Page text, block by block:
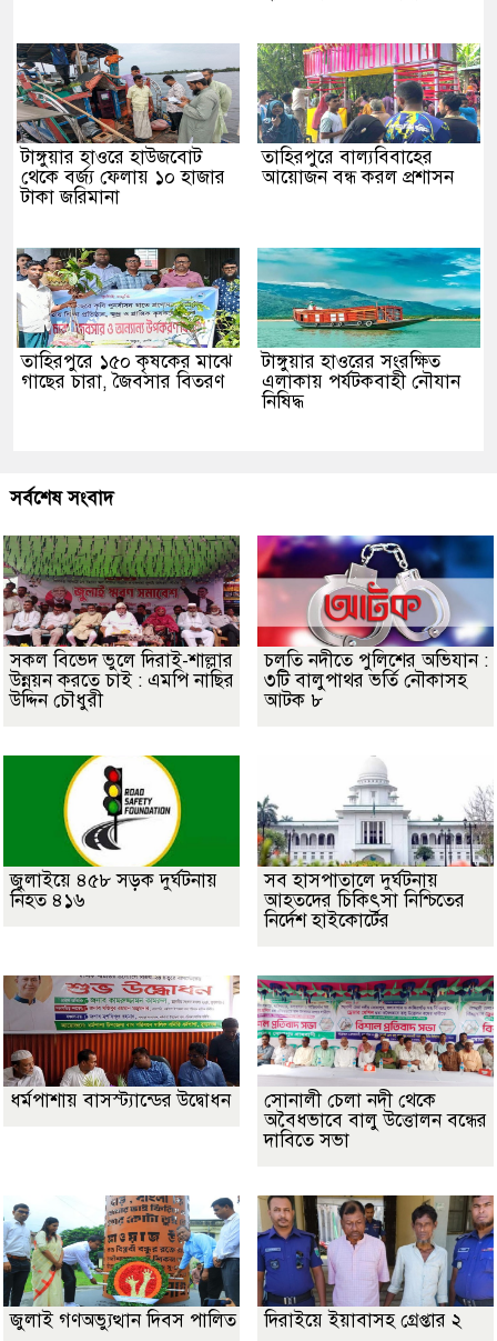
টাঙ্গুয়ার হাওরে হাউজবোট
থেকে বর্জ্য ফেলায় ১০ হাজার
টাকা জরিমানা
তাহিরপুরে বাল্যবিবাহের
আয়োজন বন্ধ করল প্রশাসন
তাহিরপুরে ১৫০ কৃষকের মাঝে
গাছের চারা, জৈবসার বিতরণ
টাঙ্গুয়ার হাওরের সংরক্ষিত
এলাকায় পর্যটকবাহী নৌযান
নিষিদ্ধ
সর্বশেষ সংবাদ
সকল বিভেদ ভুলে দিরাই-শাল্লার
উন্নয়ন করতে চাই : এমপি নাছির
উদ্দিন চৌধুরী
চলতি নদীতে পুলিশের অভিযান :
৩টি বালুপাথর ভর্তি নৌকাসহ
আটক ৮
জুলাইয়ে ৪৫৮ সড়ক দুর্ঘটনায়
নিহত ৪১৬
সব হাসপাতালে দুর্ঘটনায়
আহতদের চিকিৎসা নিশ্চিতের
নির্দেশ হাইকোর্টের
ধর্মপাশায় বাসস্ট্যান্ডের উদ্বোধন
সোনালী চেলা নদী থেকে
অবৈধভাবে বালু উত্তোলন বন্ধের
দাবিতে সভা
জুলাই গণঅভ্যুত্থান দিবস পালিত দিরাইয়ে ইয়াবাসহ গ্রেপ্তার ২